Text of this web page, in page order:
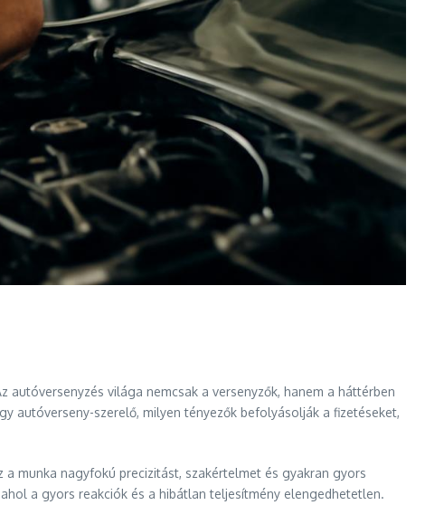
világa nemcsak a versenyzők, hanem a háttérben
autóverseny-szerelő, milyen tényezők befolyásolják a fizetéseket,
munka nagyfokú precizitást, szakértelmet és gyakran gyors
a gyors reakciók és a hibátlan teljesítmény elengedhetetlen.